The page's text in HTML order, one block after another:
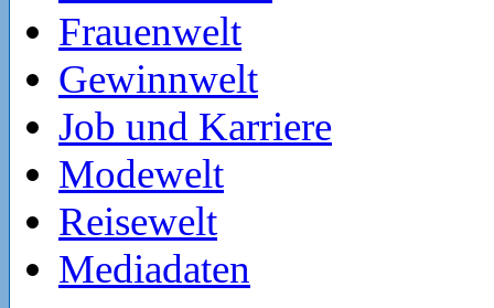
Frauenwelt
Gewinnwelt
Job und Karriere
Modewelt
Reisewelt
Mediadaten